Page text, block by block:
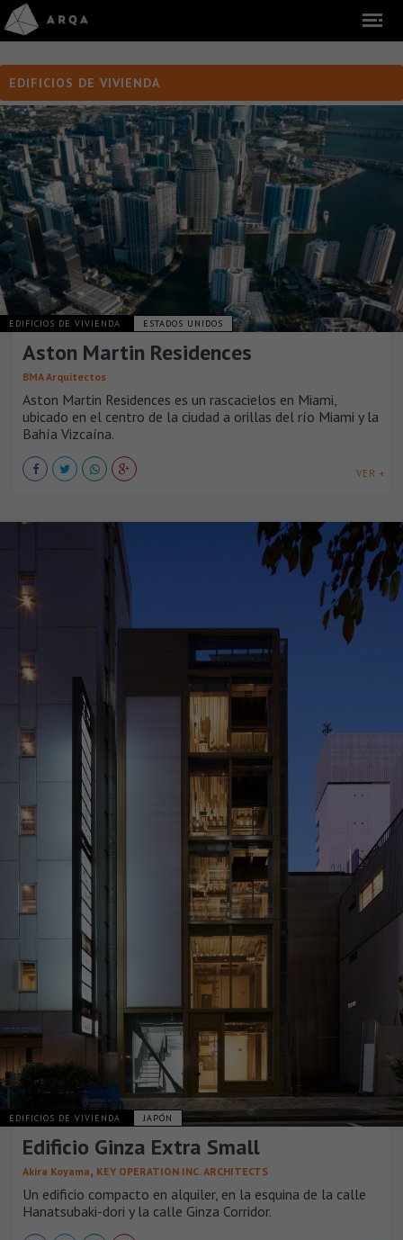
EDIFICIOS DE VIVIENDA
EDIFICIOS DE VIVIENDA ESTADOS UNIDOS
Aston Martin Residences
BMA Arquitectos
Aston Martin Residences es un rascacielos en Miami,
ubicado en el centro de la ciudad a orillas del río Miami y la
Bahía Vizcaína.
VER +
EDIFICIOS DE VIVIENDA JAPÓN
Edificio Ginza Extra Small
Akira Koyama, KEY OPERATION INC. ARCHITECTS
Un edificio compacto en alquiler, en la esquina de la calle
Hanatsubaki-dori y la calle Ginza Corridor.